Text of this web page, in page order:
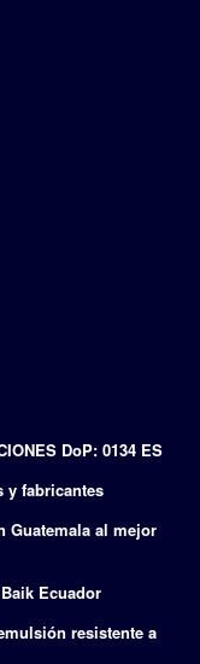
DoP: 0134 ES
y fabricantes
Guatemala al mejor
Ecuador
resistente a